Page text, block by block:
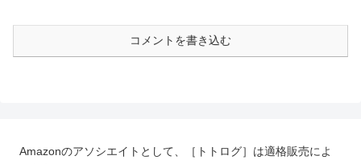
コメントを書き込む
Amazonのアソシエイトとして、［トトログ］は適格販売によ